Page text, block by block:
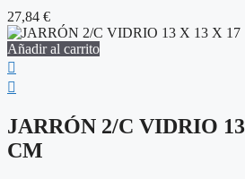
27,84 €
Añadir al carrito
JARRÓN 2/C VIDRIO
CM